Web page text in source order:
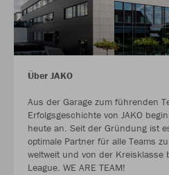
Über JAKO
Aus der Garage zum führenden
Erfolgsgeschichte von JAKO
heute an. Seit der Gründung ist
optimale Partner für alle Teams
weltweit und von der Kreisklasse
League. WE ARE TEAM!